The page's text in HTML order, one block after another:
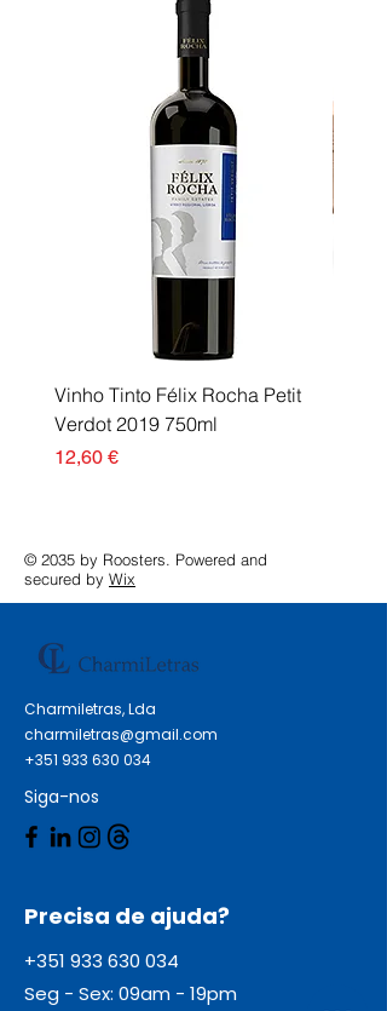
contém 10 magnetos
Vinho Tinto Félix Rocha Petit
Verdot 2019 750ml
Preço
12,60 €
© 2035 by Roosters. Powered and
secured by Wix
Charmiletras, Lda
charmiletras@gmail.com
+351 933 630 034
Siga-nos
Precisa de ajuda?
+351 933 630 034
Seg - Sex: 09am - 19pm